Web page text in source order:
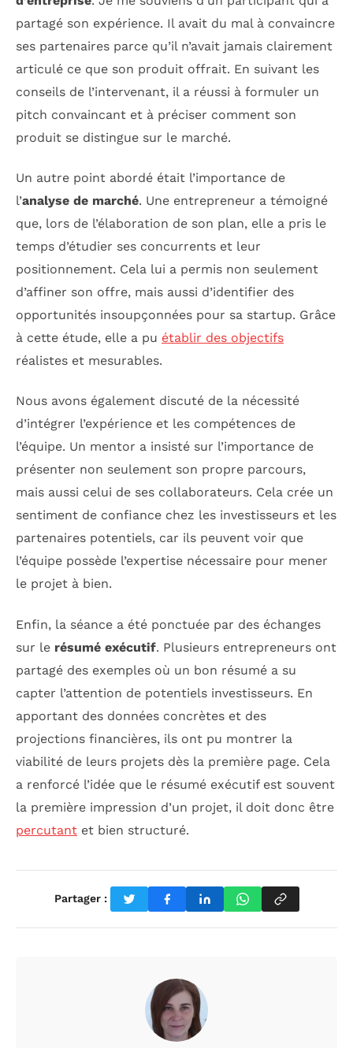
partagé son expérience. Il avait du mal à convaincre
ses partenaires parce qu’il n’avait jamais clairement
articulé ce que son produit offrait. En suivant les
conseils de l’intervenant, il a réussi à formuler un
pitch convaincant et à préciser comment son
produit se distingue sur le marché.
Un autre point abordé était l’importance de
l’analyse de marché. Une entrepreneur a témoigné
que, lors de l’élaboration de son plan, elle a pris le
temps d’étudier ses concurrents et leur
positionnement. Cela lui a permis non seulement
d’affiner son offre, mais aussi d’identifier des
opportunités insoupçonnées pour sa startup. Grâce
à cette étude, elle a pu établir des objectifs
réalistes et mesurables.
Nous avons également discuté de la nécessité
d’intégrer l’expérience et les compétences de
l’équipe. Un mentor a insisté sur l’importance de
présenter non seulement son propre parcours,
mais aussi celui de ses collaborateurs. Cela crée un
sentiment de confiance chez les investisseurs et les
partenaires potentiels, car ils peuvent voir que
l’équipe possède l’expertise nécessaire pour mener
le projet à bien.
Enfin, la séance a été ponctuée par des échanges
sur le résumé exécutif. Plusieurs entrepreneurs ont
partagé des exemples où un bon résumé a su
capter l’attention de potentiels investisseurs. En
apportant des données concrètes et des
projections financières, ils ont pu montrer la
viabilité de leurs projets dès la première page. Cela
a renforcé l’idée que le résumé exécutif est souvent
la première impression d’un projet, il doit donc être
percutant et bien structuré.
Partager :